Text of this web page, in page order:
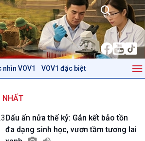
nhìn VOV1 VOV1 đặc biệt
Mùa vàng
Biển đảo Việt Nam
NHẤT
Dấu ấn nửa thế kỷ: Gắn kết bảo tồn
đa dạng sinh học, vươn tầm tương lai